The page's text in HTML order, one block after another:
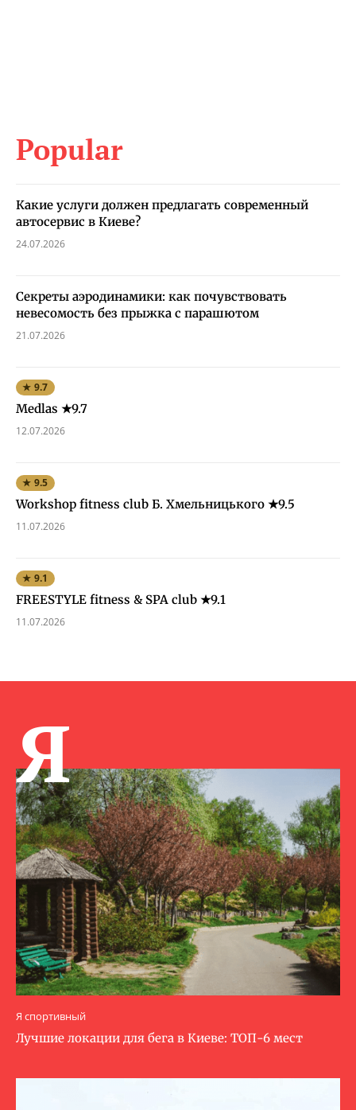
Popular
Какие услуги должен предлагать современный
автосервис в Киеве?
24.07.2026
Секреты аэродинамики: как почувствовать
невесомость без прыжка с парашютом
21.07.2026
★ 9.7
Medlas ★9.7
12.07.2026
★ 9.5
Workshop fitness club Б. Хмельницького ★9.5
11.07.2026
★ 9.1
FREESTYLE fitness & SPA club ★9.1
11.07.2026
Я
Я спортивный
Лучшие локации для бега в Киеве: ТОП-6 мест